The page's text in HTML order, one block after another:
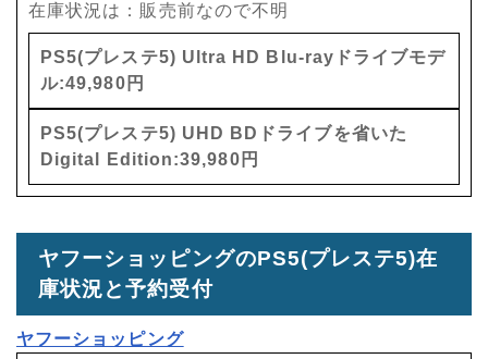
在庫状況は：販売前なので不明
PS5(プレステ5) Ultra HD Blu-rayドライブモデ
ル:49,980円
PS5(プレステ5) UHD BDドライブを省いた
Digital Edition:39,980円
ヤフーショッピングのPS5(プレステ5)在
庫状況と予約受付
ヤフーショッピング